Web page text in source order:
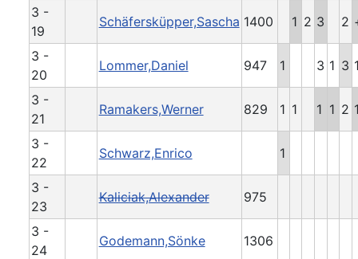
3 -
19
Schäfersküpper,Sascha 1400 1 2 3 2
3 -
20
Lommer,Daniel 947 1 3 1 3
3 -
21
Ramakers,Werner 829 1 1 1 1 2
3 -
22
Schwarz,Enrico 1
3 -
23
Kaliciak,Alexander 975
3 -
24
Godemann,Sönke 1306